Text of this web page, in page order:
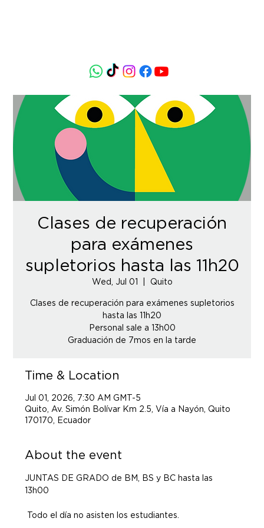
Clases de recuperación
para exámenes
supletorios hasta las 11h20
Wed, Jul 01 Quito
Clases de recuperación para exámenes supletorios
hasta las 11h20
Personal sale a 13h00
Time & Location
Jul 01, 2026, 7:30 AM GMT-5
Quito, Av. Simón Bolívar Km 2.5, Vía a Nayón, Quito
170170, Ecuador
About the event
JUNTAS DE GRADO de BM, BS y BC hasta las
13h00
Todo el día no asisten los estudiantes.